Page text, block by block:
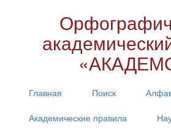
Главная Поиск
Академические правила